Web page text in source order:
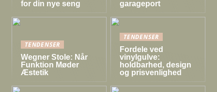
for din nye seng
garageport
TENDENSER
Wegner Stole: Når
Funktion Møder
Æstetik
TENDENSER
Fordele ved
vinylgulve:
holdbarhed, design
og prisvenlighed